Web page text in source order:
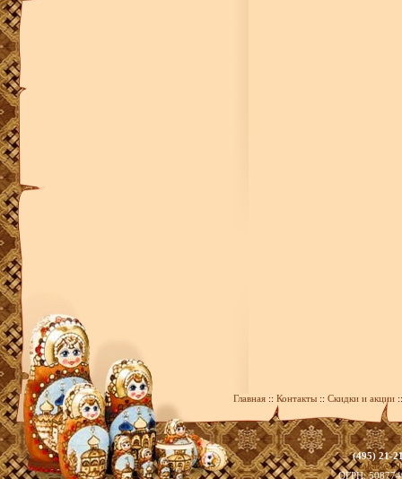
Главная :: Контакты :: Скидки и акции
(495) 21-
ОГРН: